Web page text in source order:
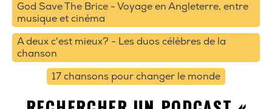
God Save The Brice - Voyage en Angleterre, entre
musique et cinéma
A deux c'est mieux? - Les duos célèbres de la
chanson
17 chansons pour changer le monde